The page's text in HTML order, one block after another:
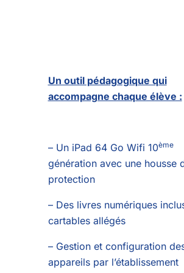
Un outil pédagogique qui
accompagne chaque élève :
– Un iPad 64 Go Wifi 10ème
génération avec une housse
protection
– Des livres numériques
cartables allégés
– Gestion et configuration
appareils par l’établissement